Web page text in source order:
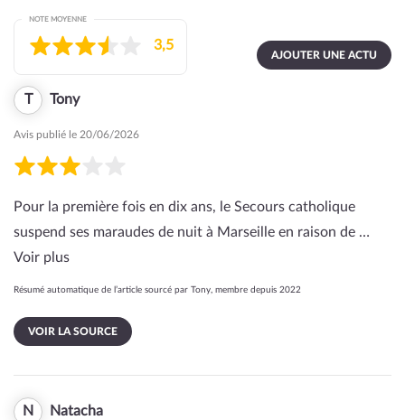
AJOUTER UNE ACTU
NOTE MOYENNE
3,5
T Tony
Avis publié le 20/06/2026
Pour la première fois en dix ans, le Secours catholique
suspend ses maraudes de nuit à Marseille en raison de …
Voir plus
Résumé automatique de l’article sourcé par Tony, membre depuis 2022
VOIR LA SOURCE
N Natacha